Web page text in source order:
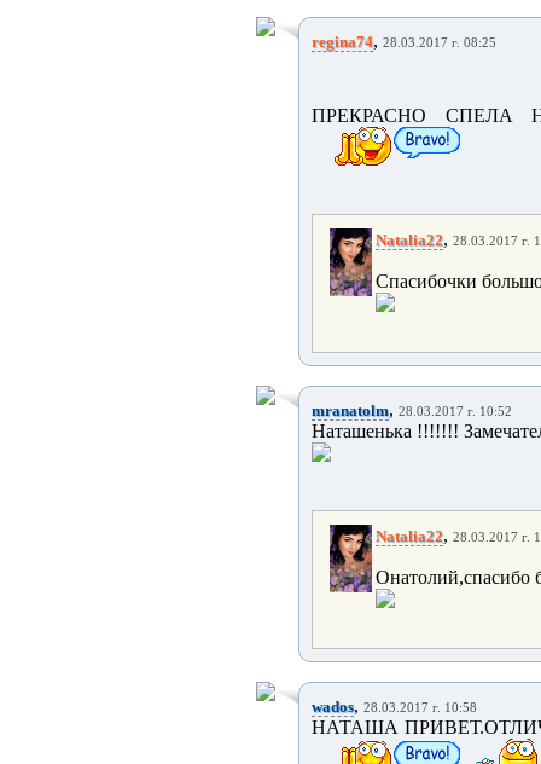
regina74, 28.03.2017 г. 08:25
ПРЕКРАСНО СПЕЛА
Natalia22, 28.03.2017 г.
Спасибочки
mranatolm, 28.03.2017 г. 10:52
Наташенька !!!!!!!
Natalia22, 28.03.2017 г.
Онатолий,спасибо
wados, 28.03.2017 г. 10:58
НАТАША